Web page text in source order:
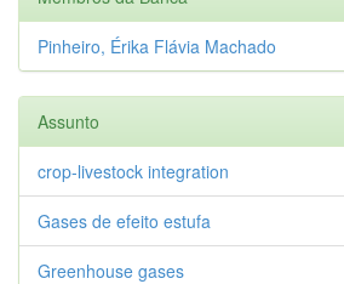
Pinheiro, Érika Flávia Machado
Assunto
crop-livestock integration
Gases de efeito estufa
Greenhouse gases